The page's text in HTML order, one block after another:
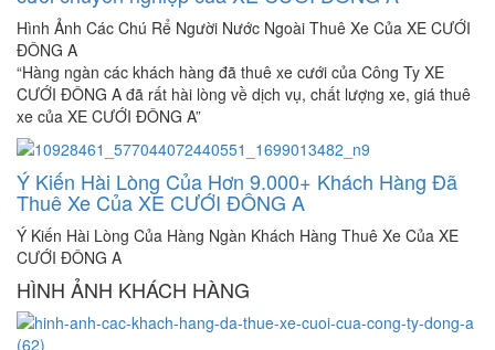
Hình Ảnh Các Chú Rể Người Nước Ngoài Thuê Xe Của XE CƯỚI
ĐÔNG A
“Hàng ngàn các khách hàng đã thuê xe cưới của Công Ty XE
CƯỚI ĐÔNG A đã rất hài lòng về dịch vụ, chất lượng xe, giá thuê
xe của XE CƯỚI ĐÔNG A”
Ý Kiến Hài Lòng Của Hơn 9.000+ Khách Hàng Đã
Thuê Xe Của XE CƯỚI ĐÔNG A
Ý Kiến Hài Lòng Của Hàng Ngàn Khách Hàng Thuê Xe Của XE
CƯỚI ĐÔNG A
HÌNH ẢNH KHÁCH HÀNG